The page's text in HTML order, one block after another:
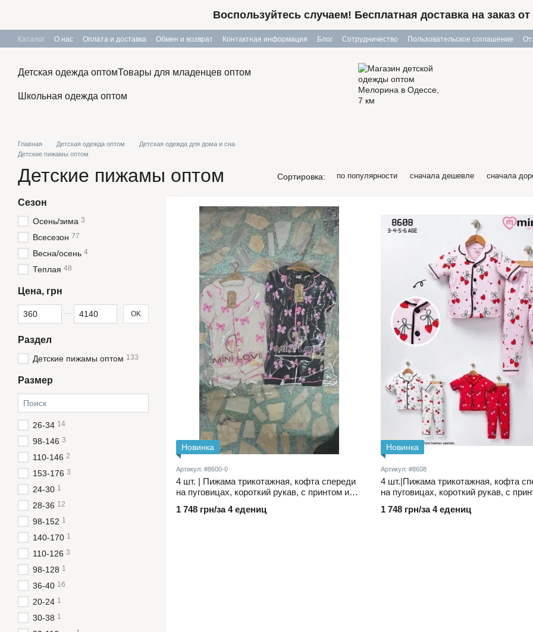
Воспользуйтесь случаем! Бесплатная доставка на заказ от
Каталог О нас Оплата и доставка Обмен и возврат Контактная информация Блог Сотрудничество Пользовательское соглашение
Детская одежда оптомТовары для младенцев оптом
Школьная одежда оптом
Главная Детская одежда оптом
Детская одежда для дома и сна
Детские пижамы оптом
Детские пижамы оптом Сортировка: по популярности сначала дешевле сначала
Новинка
Артикул: #8600-0
4 шт. | Пижама трикотажная, кофта спереди
на пуговицах, короткий рукав, с принтом и
1 748 грн/за 4 едениц
Новинка
Артикул: #8608
4 шт.|Пижама трикотажная, кофта
на пуговицах, короткий рукав, с
1 748 грн/за 4 едениц
Сезон
Осень/зима 3
Всесезон 77
Весна/осень 4
Теплая 48
Цена, грн
От Цена, грн
До Цена, грн OK
Раздел
Детские пижамы оптом 133
Размер
26-34 14
98-146 3
110-146 2
153-176 3
24-30 1
28-36 12
98-152 1
140-170 1
110-126 3
98-128 1
36-40 16
20-24 1
30-38 1